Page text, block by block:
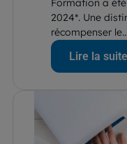
Formation a été
2024*. Une
récompenser
Lire la suite